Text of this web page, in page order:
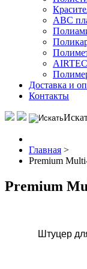
АВС
Доставка и
Контакты
Главная >
Premium
Premium
Штуцер